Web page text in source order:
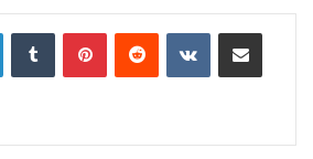
ai
l
p
y
n
ar
e
LinkedInTumblrPinterestReddit VKontakteShare via Email